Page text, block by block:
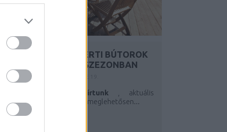
FAFELÜLETEK ÉS KERTI BÚTOROK
ÁPOLÁSA AZ ŐSZI SZEZONBAN
BY: SZÍNES_ÖTLETEK
nemrég írtunk
, aktuális
teraszfelújítós projektünk meglehetősen...